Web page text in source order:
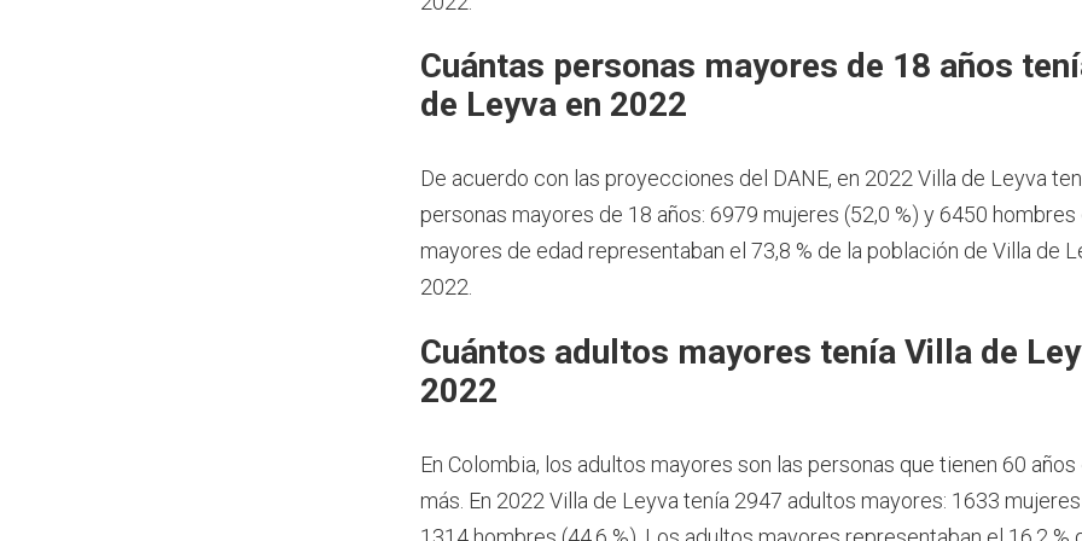
Cuántas personas mayores de 18 años
de Leyva en 2022
De acuerdo con las proyecciones del DANE, en 2022 Villa de Leyva
personas mayores de 18 años: 6979 mujeres (52,0 %) y 6450 hombres
mayores de edad representaban el 73,8 % de la población de Villa de
2022.
Cuántos adultos mayores tenía Villa de
2022
En Colombia, los adultos mayores son las personas que tienen 60
más. En 2022 Villa de Leyva tenía 2947 adultos mayores: 1633